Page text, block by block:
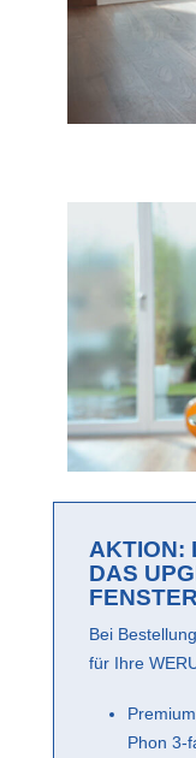
AKTION:
DAS
Bei
für Ihre
Phon 3-